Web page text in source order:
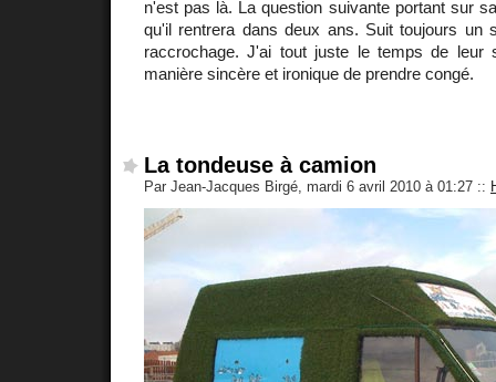
n'est pas là. La question suivante portant sur
qu'il rentrera dans deux ans. Suit toujours un
raccrochage. J'ai tout juste le temps de leur
manière sincère et ironique de prendre congé.
La tondeuse à camion
Par Jean-Jacques Birgé, mardi 6 avril 2010 à 01:27 ::